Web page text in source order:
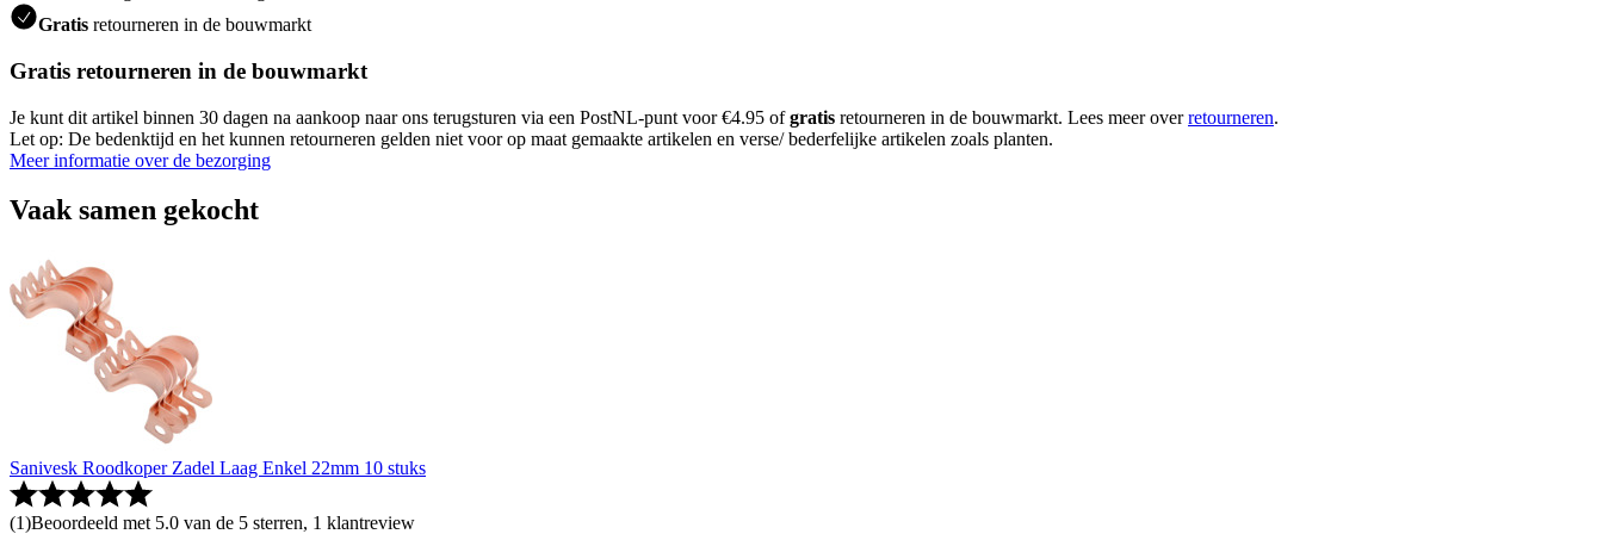
Gratis retourneren in de bouwmarkt
Gratis retourneren in de bouwmarkt
Je kunt dit artikel binnen 30 dagen na aankoop naar ons terugsturen via een PostNL-punt voor €4.95 ofgratis retourneren in de bouwmarkt. Lees meer overretourneren.
Let op: De bedenktijd en het kunnen retourneren gelden niet voor op maat gemaakte artikelen en verse/ bederfelijke artikelen zoals planten.
Meer informatie over de bezorging
Vaak samen gekocht
Sanivesk Roodkoper Zadel Laag Enkel 22mm 10 stuks
(1)Beoordeeld met 5.0 van de 5 sterren, 1 klantreview